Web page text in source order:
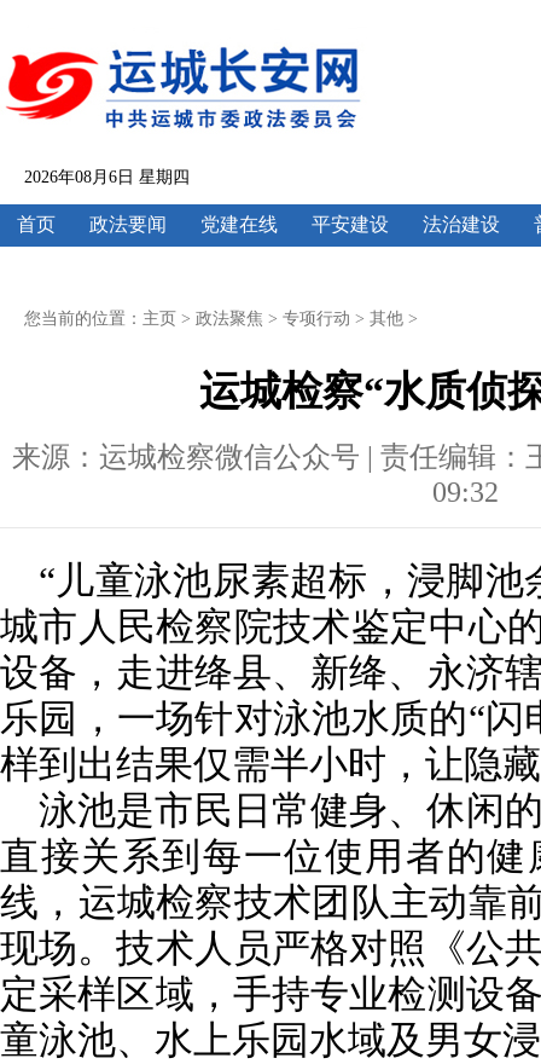
2026年08月6日 星期四
首页 政法要闻 党建在线 平安建设 法治建设
您当前的位置： 主页 > 政法聚焦 > 专项行动 > 其他 >
运城检察“水质侦
来源：运城检察微信公众号 | 责任编辑：
09:32
“儿童泳池尿素超标，浸脚
城市人民检察院技术鉴定中心
设备，走进绛县、新绛、永济
乐园，一场针对泳池水质的“
样到出结果仅需半小时，让隐
泳池是市民日常健身、休闲
直接关系到每一位使用者的
线，运城检察技术团队主动靠
现场。技术人员严格对照《公
定采样区域，手持专业检测设
童泳池、水上乐园水域及男女